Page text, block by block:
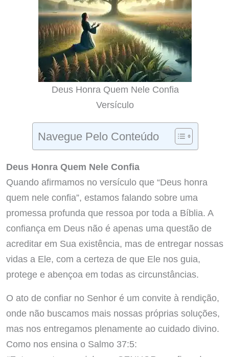
Deus Honra Quem Nele Confia
Versículo
Navegue Pelo Conteúdo
Deus Honra Quem Nele Confia
Quando afirmamos no versículo que “Deus honra
quem nele confia”, estamos falando sobre uma
promessa profunda que ressoa por toda a Bíblia. A
confiança em Deus não é apenas uma questão de
acreditar em Sua existência, mas de entregar nossas
vidas a Ele, com a certeza de que Ele nos guia,
protege e abençoa em todas as circunstâncias.
O ato de confiar no Senhor é um convite à rendição,
onde não buscamos mais nossas próprias soluções,
mas nos entregamos plenamente ao cuidado divino.
Como nos ensina o Salmo 37:5: